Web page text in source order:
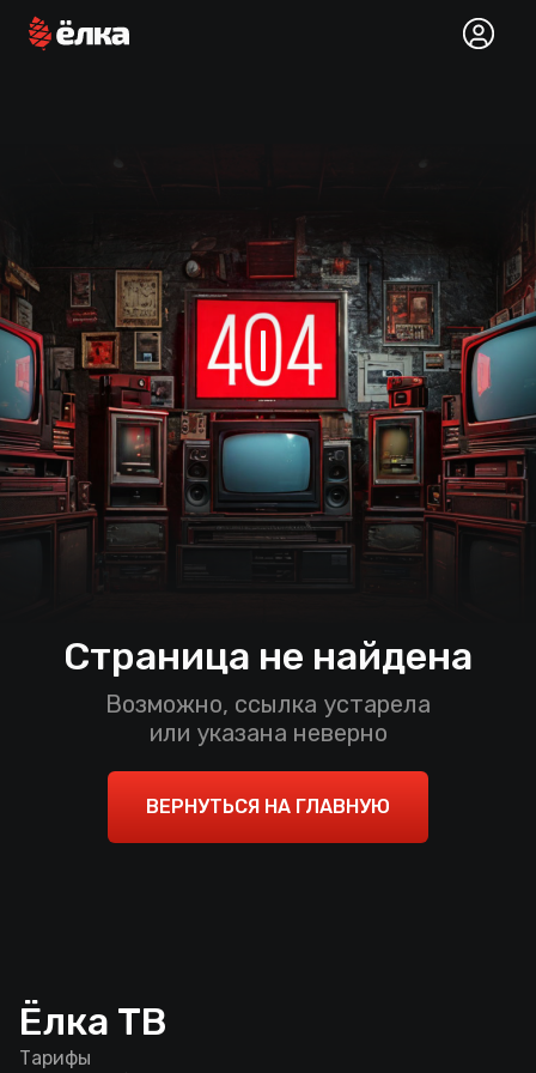
Страница не найдена
Возможно, ссылка устарела
или указана неверно
ВЕРНУТЬСЯ НА ГЛАВНУЮ
Ёлка ТВ
Тарифы